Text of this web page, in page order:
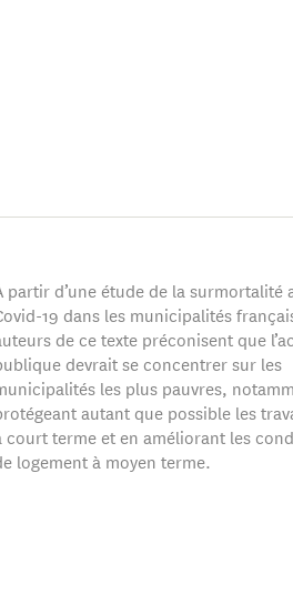
partir d’une étude de la surmortalité
19 dans les municipalités
de ce texte préconisent que
devrait se concentrer sur les
les plus pauvres,
autant que possible les
court terme et en améliorant les
logement à moyen terme.